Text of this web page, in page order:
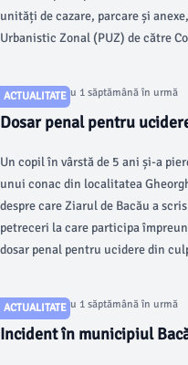
unități de cazare, parcare și
Urbanistic Zonal (PUZ) de către
ACTUALITATE
Articol postat cu 1 săptămână în urmă
Dosar penal pentru
distanță era petrecerea
Un copil în vârstă de 5 ani și-a
unui conac din localitatea
despre care Ziarul de Bacău a
petreceri la care participa
dosar penal pentru ucidere din
ACTUALITATE
Articol postat cu 1 săptămână în urmă
Incident în municipiul